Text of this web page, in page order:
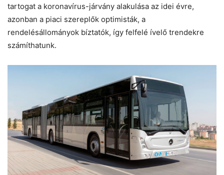
tartogat a koronavírus-járvány alakulása az idei évre,
azonban a piaci szereplők optimisták, a
rendelésállományok bíztatók, így felfelé ívelő trendekre
számíthatunk.